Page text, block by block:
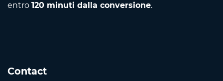
entro 120 minuti dalla conversione.
Contact